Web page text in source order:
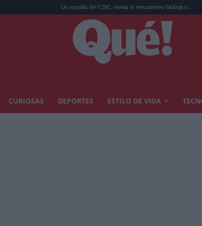
Un estudio del CSIC revela el mecanismo biológico ... La
CURIOSAS DEPORTES ESTILO DE VIDA